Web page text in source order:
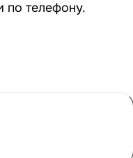
по телефону.